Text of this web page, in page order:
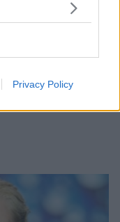
Privacy Policy
Google News
από την Ελλάδα